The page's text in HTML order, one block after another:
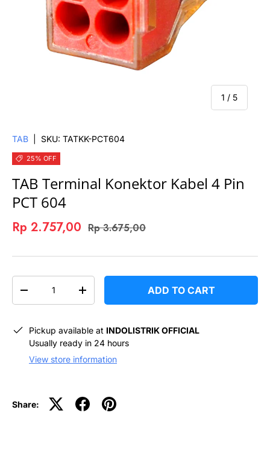
1 / of
5
TAB SKU: TATKK-PCT604
25% OFF
TAB Terminal Konektor Kabel 4 Pin
PCT 604
Rp 2.757,00 Rp 3.675,00
+
ADD TO CART
Pickup available at INDOLISTRIK OFFICIAL
Usually ready in 24 hours
View store information
Share: